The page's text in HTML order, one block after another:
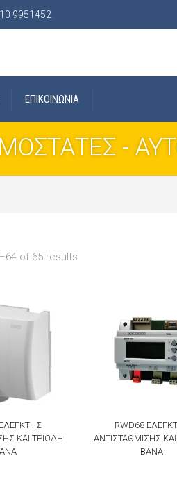
9951452
ΕΠΙΚΟΙΝΩΝΙΑ
-
of 65 results
KAI ΤΡΙΟΔΗ
RWD68
ΑΝΤΙΣΤΑΘΜΙΣΗΣ
ΒΑΝΑ